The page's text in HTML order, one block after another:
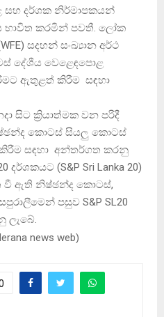
දර්ශක නිර්මාපකයන්
භාවිත කරමින් පවතී. ලෝක
සදහන් සංඛ්‍යාන අර්ථ
දේශීය වෙළෙඳපොළ
ඇතුළත් කිරීම සඳහා
සිට ක්‍රියාත්මක වන පරිදී
කොටස් සියලු කොටස්
සඳහා අන්තර්ගත කරනු
දර්ශකයට (S&P Sri Lanka 20)
වී ඇති නිෂ්ඡන්ද කොටස්,
පසුව S&P SL20
ලැබේ.
news web)